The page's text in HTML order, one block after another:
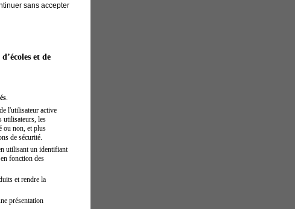
sans accepter
et de
.
l'utilisateur active
utilisateurs, les
ou non, et plus
de sécurité.
utilisant un identifiant
fonction des
et rendre la
présentation